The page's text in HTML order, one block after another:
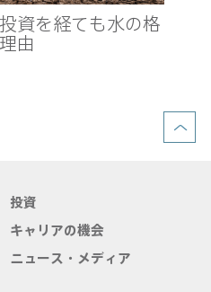
資を経ても水の格
由
投資
キャリアの機会
ニュース・メディア